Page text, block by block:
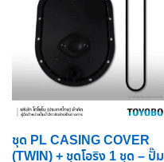
ชุด PL CASING COVER
(TWIN) + ชุดโอริง 1 ชุด – ปั๊ม